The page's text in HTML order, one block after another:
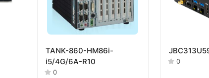
TANK-860-HM86i-
i5/4G/6A-R10
0
0